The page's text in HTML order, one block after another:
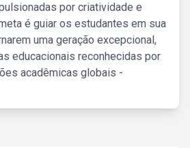
por criatividade e
é guiar os estudantes em sua
uma geração excepcional,
educacionais reconhecidas por
acadêmicas globais -